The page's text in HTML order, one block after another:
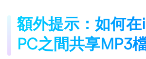
額外提示：如何在
PC之間共享MP3